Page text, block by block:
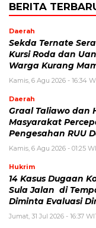
BERITA
Daerah
Sekda Ternate
Kursi Roda dan
Warga Kurang
Kamis, 6 Agu 2026 - 16:34
Daerah
Graal Taliawo dan
Masyarakat
Pengesahan RUU
Kamis, 6 Agu 2026 - 01:25
Hukrim
14 Kasus Dugaan
Sula Jalan di
Diminta Evaluasi
Jumat, 31 Jul 2026 - 16:37